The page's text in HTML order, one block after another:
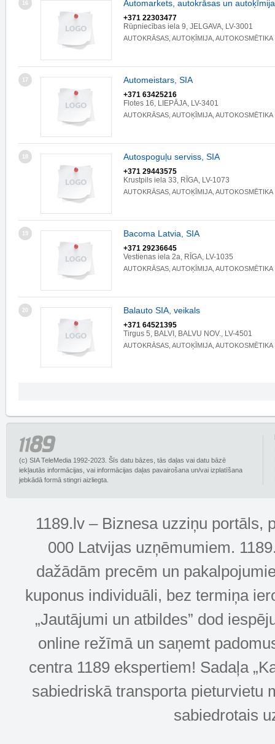
16 Automarkets, autokrāsas un autoķīmija
+371 22303477
Rūpniecības iela 9, JELGAVA, LV-3001
AUTOKRĀSAS, AUTOĶĪMIJA, AUTOKOSMĒTIKA
17 Automeistars, SIA
+371 63425216
Flotes 16, LIEPĀJA, LV-3401
AUTOKRĀSAS, AUTOĶĪMIJA, AUTOKOSMĒTIKA
18 Autospoguļu serviss, SIA
+371 29443575
Krustpils iela 33, RĪGA, LV-1073
AUTOKRĀSAS, AUTOĶĪMIJA, AUTOKOSMĒTIKA
19 Bacoma Latvia, SIA
+371 29236645
Vestienas iela 2a, RĪGA, LV-1035
AUTOKRĀSAS, AUTOĶĪMIJA, AUTOKOSMĒTIKA
20 Balauto SIA, veikals
+371 64521395
Tirgus 5, BALVI, BALVU NOV., LV-4501
AUTOKRĀSAS, AUTOĶĪMIJA, AUTOKOSMĒTIKA
(c) SIA TeleMedia 1992-2023. Šīs datu bāzes, tās daļas vai datu bāzē
iekļautās informācijas, vai informācijas daļas pavairošana un/vai izplatīšana
jebkādā formā stingri aizliegta.
1189.lv – Biznesa uzziņu portāls,
000 Latvijas uzņēmumiem.
dažādām precēm un
kuponus individuāli, bez termiņa
„Jautājumi un atbildes” dod
online režīmā un saņemt
centra 1189 ekspertiem! Sadaļa
sabiedriskā transporta pieturvietu
sabiedrotais